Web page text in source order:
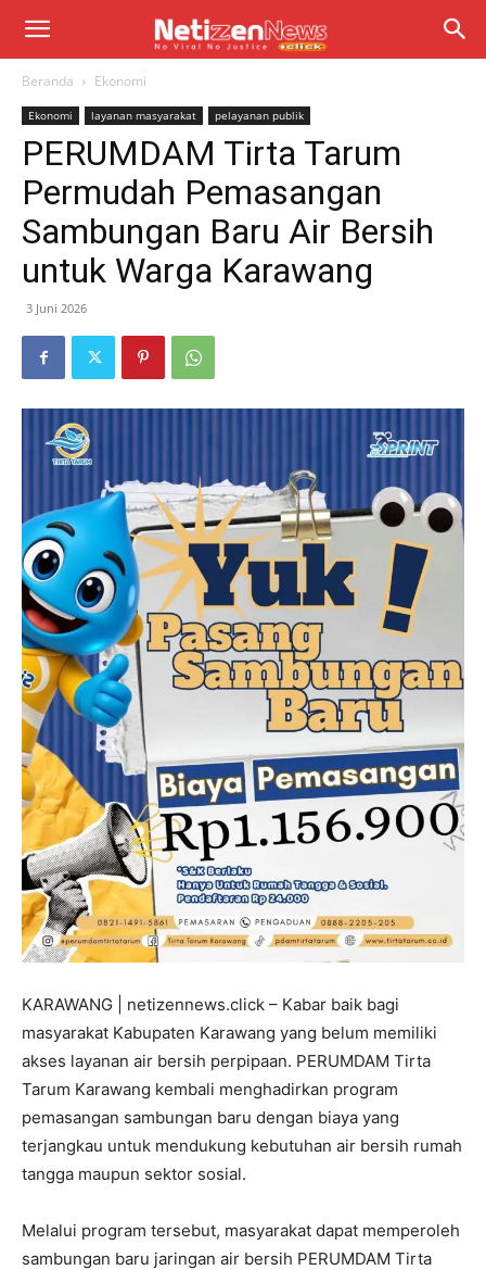
Beranda Ekonomi
Ekonomi layanan masyarakat pelayanan publik
PERUMDAM Tirta Tarum
Permudah Pemasangan
Sambungan Baru Air Bersih
untuk Warga Karawang
3 Juni 2026
KARAWANG | netizennews.click – Kabar baik bagi
masyarakat Kabupaten Karawang yang belum memiliki
akses layanan air bersih perpipaan. PERUMDAM Tirta
Tarum Karawang kembali menghadirkan program
pemasangan sambungan baru dengan biaya yang
terjangkau untuk mendukung kebutuhan air bersih rumah
tangga maupun sektor sosial.
Melalui program tersebut, masyarakat dapat memperoleh
sambungan baru jaringan air bersih PERUMDAM Tirta